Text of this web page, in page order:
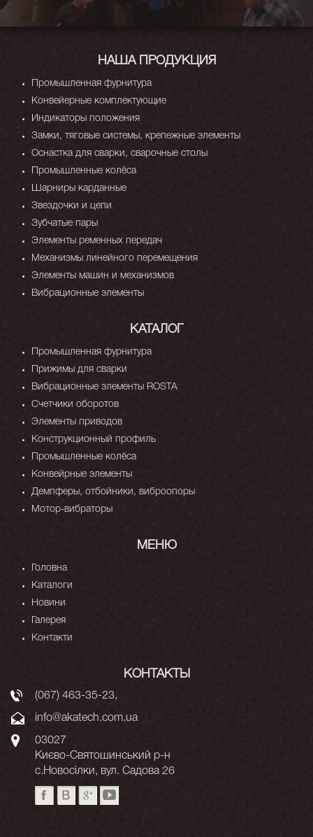
НАША ПРОДУКЦИЯ
Промышленная фурнитура
Конвейерные комплектующие
Индикаторы положения
Замки, тяговые системы, крепежные элементы
Оснастка для сварки, сварочные столы
Промышленные колёса
Шарниры карданные
Звездочки и цепи
Зубчатые пары
Элементы ременных передач
Механизмы линейного перемещения
Элементы машин и механизмов
Вибрационные элементы
КАТАЛОГ
Промышленная фурнитура
Прижимы для сварки
Вибрационные элементы ROSTA
Счетчики оборотов
Элементы приводов
Конструкционный профиль
Промышленные колёса
Конвейрные элементы
Демпферы, отбойники, виброопоры
Мотор-вибраторы
МЕНЮ
Головна
Каталоги
Новини
Галерея
Контакти
КОНТАКТЫ
(067) 463-35-23,
info@akatech.com.ua
03027
Києво-Святошинський р-н
с.Новосілки, вул. Садова 26